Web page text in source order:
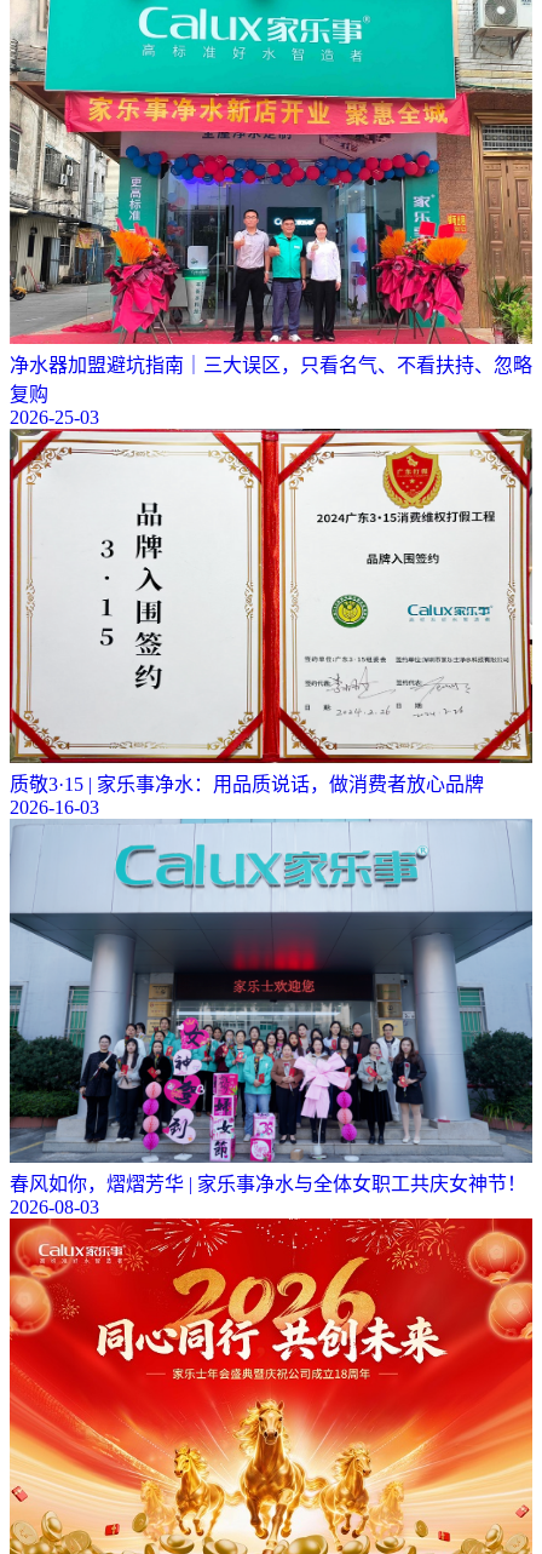
净水器加盟避坑指南｜三大误区，只看名气、不看扶持、忽略
复购
2026-25-03
质敬3·15 | 家乐事净水：用品质说话，做消费者放心品牌
2026-16-03
春风如你，熠熠芳华 | 家乐事净水与全体女职工共庆女神节！
2026-08-03